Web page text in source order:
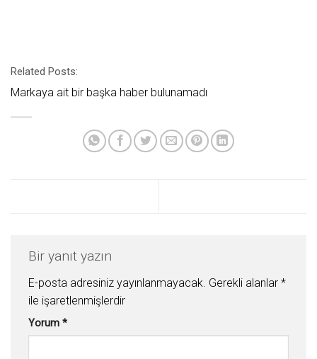
Related Posts:
Markaya ait bir başka haber bulunamadı
Bir yanıt yazın
E-posta adresiniz yayınlanmayacak. Gerekli alanlar *
ile işaretlenmişlerdir
Yorum *